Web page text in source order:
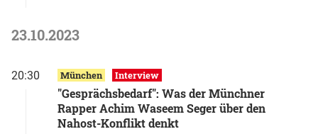
23.10.2023
20:30 München Interview
"Gesprächsbedarf": Was der Münchner
Rapper Achim Waseem Seger über den
Nahost-Konflikt denkt